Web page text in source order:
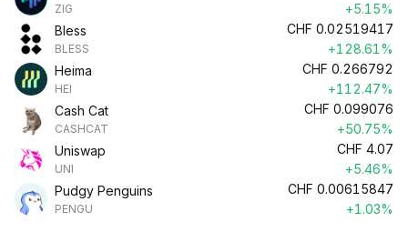
ZIG
+5.15%
Bless
BLESS
CHF 0.02519417
+128.61%
Heima
HEI
CHF 0.266792
+112.47%
Cash Cat
CASHCAT
CHF 0.099076
+50.75%
Uniswap
UNI
CHF 4.07
+5.46%
Pudgy Penguins
PENGU
CHF 0.00615847
+1.03%